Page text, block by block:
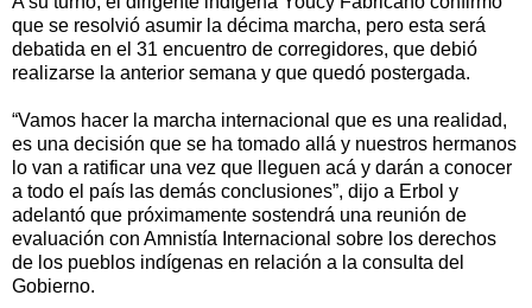
que se resolvió asumir la décima marcha, pero esta será
debatida en el 31 encuentro de corregidores, que debió
realizarse la anterior semana y que quedó postergada.
“Vamos hacer la marcha internacional que es una realidad,
es una decisión que se ha tomado allá y nuestros hermanos
lo van a ratificar una vez que lleguen acá y darán a conocer
a todo el país las demás conclusiones”, dijo a Erbol y
adelantó que próximamente sostendrá una reunión de
evaluación con Amnistía Internacional sobre los derechos
de los pueblos indígenas en relación a la consulta del
Gobierno.